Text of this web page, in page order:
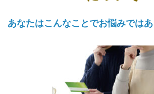
あなたはこんなことでお悩みでは